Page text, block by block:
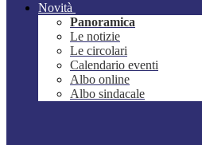
Novità
Panoramica
Le notizie
Le circolari
Calendario eventi
Albo online
Albo sindacale